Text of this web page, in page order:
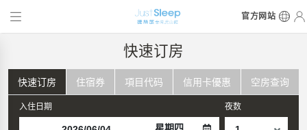
官方网站
快速订房
快速订房 住宿券 項目代码 信用卡優惠 空房查询
入住日期 夜数